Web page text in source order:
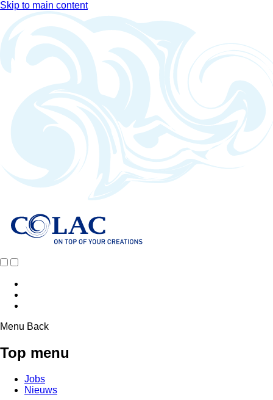
Skip to main content
Menu Back
Top menu
Jobs
Nieuws